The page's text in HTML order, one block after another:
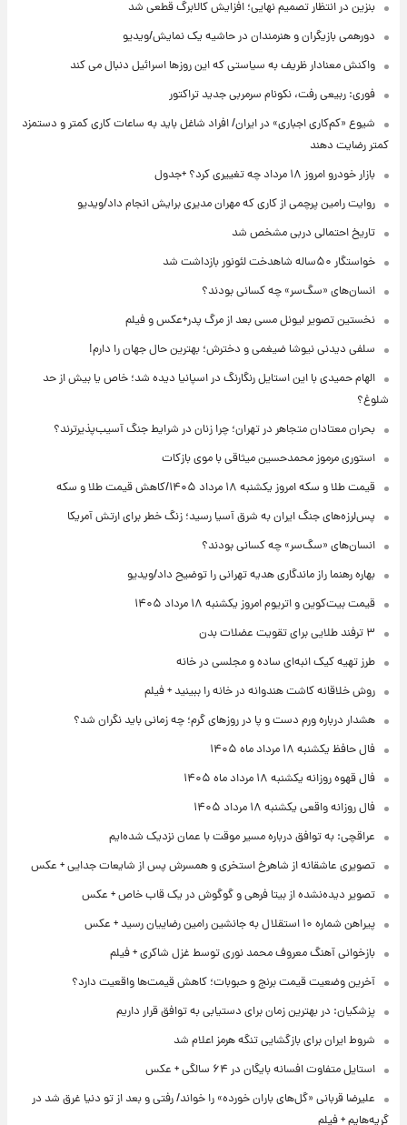
بنزین در انتظار تصمیم نهایی؛ افزایش کالابرگ قطعی شد
دورهمی بازیگران و هنرمندان در حاشیه یک نمایش/ویدیو
واکنش معنادار ظریف به سیاستی که این روزها اسرائیل دنبال می کند
فوری: ربیعی رفت، نکونام سرمربی جدید تراکتور
شیوع «کم‌کاری اجباری» در ایران/ افراد شاغل باید به ساعات کاری کمتر و دستمزد
کمتر رضایت دهند
بازار خودرو امروز ۱۸ مرداد چه تغییری کرد؟ +جدول
روایت رامین پرچمی از کاری که مهران مدیری برایش انجام داد/ویدیو
تاریخ احتمالی دربی مشخص شد
خواستگار ۵۰ساله شاهدخت لئونور بازداشت شد
انسان‌های «سگ‌سر» چه کسانی بودند؟
نخستین تصویر لیونل مسی بعد از مرگ پدر+عکس و فیلم
سلفی دیدنی نیوشا ضیغمی و دخترش؛ بهترین حال جهان را دارم!
الهام حمیدی با این استایل رنگارنگ در اسپانیا دیده شد؛ خاص یا بیش از حد
شلوغ؟
بحران معتادان متجاهر در تهران؛ چرا زنان در شرایط جنگ آسیب‌پذیرترند؟
استوری مرموز محمدحسین میثاقی با موی بازکات
قیمت طلا و سکه امروز یکشنبه ۱۸ مرداد ۱۴۰۵/کاهش قیمت طلا و سکه
پس‌لرزه‌های جنگ ایران به شرق آسیا رسید؛ زنگ خطر برای ارتش آمریکا
انسان‌های «سگ‌سر» چه کسانی بودند؟
بهاره رهنما راز ماندگاری هدیه تهرانی را توضیح داد/ویدیو
قیمت بیت‌کوین و اتریوم امروز یکشنبه ۱۸ مرداد ۱۴۰۵
۳ ترفند طلایی برای تقویت عضلات بدن
طرز تهیه کیک انبه‌ای ساده و مجلسی در خانه
روش خلاقانه کاشت هندوانه در خانه را ببینید + فیلم
هشدار درباره ورم دست و پا در روزهای گرم؛ چه زمانی باید نگران شد؟
فال حافظ یکشنبه ۱۸ مرداد ماه ۱۴۰۵
فال قهوه روزانه یکشنبه ۱۸ مرداد ماه ۱۴۰۵
فال روزانه واقعی یکشنبه ۱۸ مرداد ۱۴۰۵
عراقچی: به توافق درباره مسیر موقت با عمان نزدیک شده‌ایم
تصویری عاشقانه از شاهرخ استخری و همسرش پس از شایعات جدایی + عکس
تصویر دیده‌نشده از بیتا فرهی و گوگوش در یک قاب خاص + عکس
پیراهن شماره ۱۰ استقلال به جانشین رامین رضاییان رسید + عکس
بازخوانی آهنگ معروف محمد نوری توسط غزل شاکری + فیلم
آخرین وضعیت قیمت برنج و حبوبات؛ کاهش قیمت‌ها واقعیت دارد؟
پزشکیان: در بهترین زمان برای دستیابی به توافق قرار داریم
شروط ایران برای بازگشایی تنگه هرمز اعلام شد
استایل متفاوت افسانه بایگان در ۶۴ سالگی + عکس
علیرضا قربانی «گل‌های باران خورده» را خواند/ رفتی و بعد از تو دنیا غرق شد در
گریه‌هایم + فیلم